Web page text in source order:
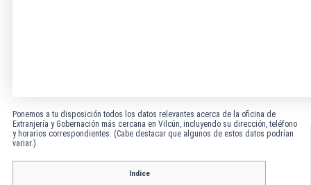
Ponemos a tu disposición todos los datos relevantes acerca de la oficina de
Extranjería y Gobernación más cercana en Vilcún, incluyendo su dirección, teléfono
y horarios correspondientes. (Cabe destacar que algunos de estos datos podrían
variar.)
Indice